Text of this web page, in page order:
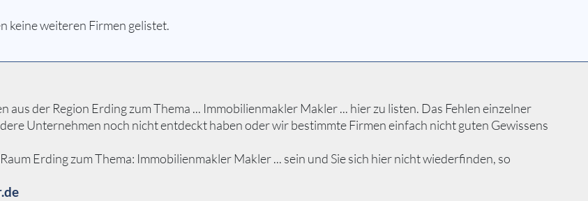
keine weiteren Firmen gelistet.
der Region Erding zum Thema ... Immobilienmakler Makler ... hier zu listen. Das Fehlen einzelner
Unternehmen noch nicht entdeckt haben oder wir bestimmte Firmen einfach nicht guten Gewissens
Erding zum Thema: Immobilienmakler Makler ... sein und Sie sich hier nicht wiederfinden, so